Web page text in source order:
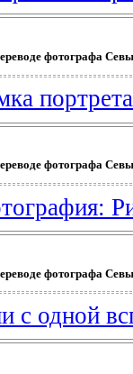
фотографа
фотографа
фотографа
с одной